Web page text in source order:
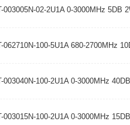
003005N-02-2U1A 0-3000MHz 5DB
062710N-100-5U1A 680-2700MHz
003040N-100-2U1A 0-3000MHz
003015N-100-2U1A 0-3000MHz